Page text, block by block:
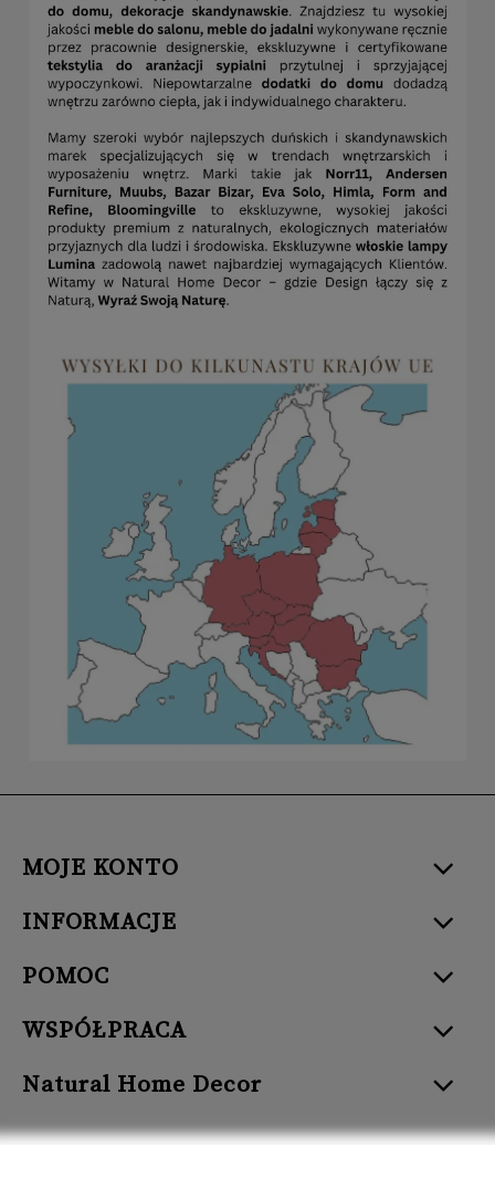
MOJE KONTO
INFORMACJE
POMOC
WSPÓŁPRACA
Natural Home Decor